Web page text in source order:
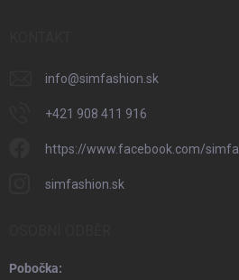
info@simfashion.sk
+421 908 411 916
https://www.facebook.com/
simfashion.sk
Pobočka: